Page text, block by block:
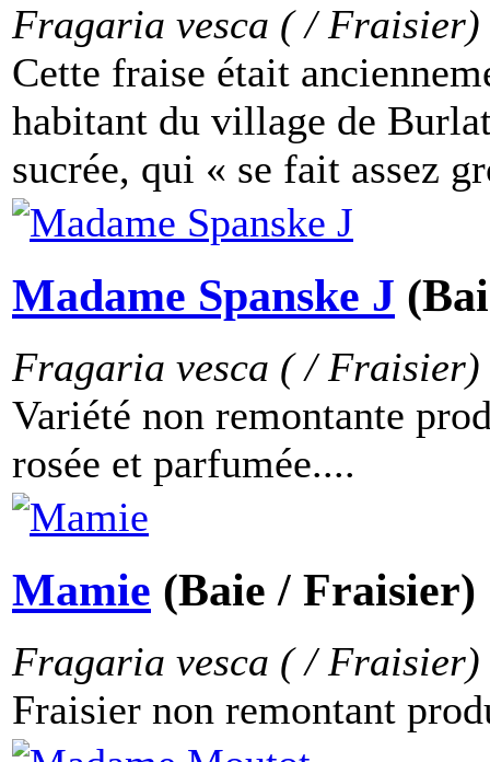
Fragaria vesca ( / Fraisier)
Cette fraise était
habitant du village de
sucrée, qui « se fait assez
Madame Spanske J
Fragaria vesca ( / Fraisier)
Variété non remontante
rosée et parfumée....
Mamie (Baie / Fraisier)
Fragaria vesca ( / Fraisier)
Fraisier non remontant